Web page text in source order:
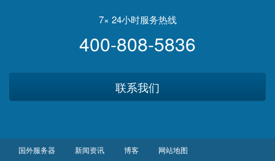
7× 24小时服务热线
400-808-5836
联系我们
国外服务器 新闻资讯 博客 网站地图